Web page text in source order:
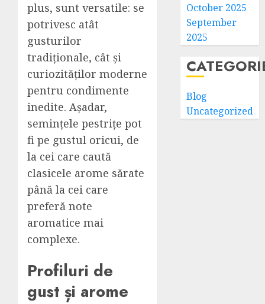
plus, sunt versatile: se
potrivesc atât
gusturilor
tradiționale, cât și
curiozităților moderne
pentru condimente
inedite. Așadar,
semințele pestrițe pot
fi pe gustul oricui, de
la cei care caută
clasicele arome sărate
până la cei care
preferă note
aromatice mai
complexe.
Profiluri de
gust și arome
October 2025
September
2025
Blog
Uncategorized